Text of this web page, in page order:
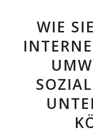
WIE